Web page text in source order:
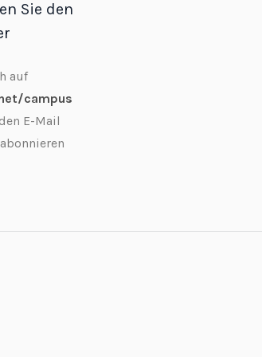
Sie den
auf
campus
E-Mail